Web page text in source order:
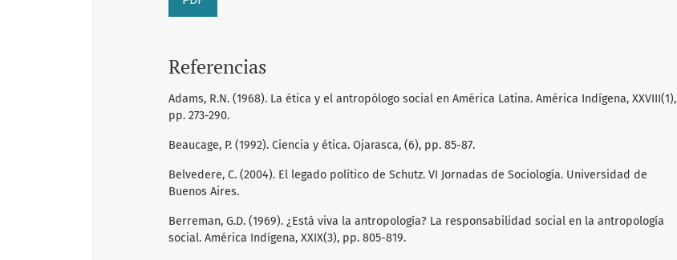
Referencias
Adams, R.N. (1968). La ética y el antropólogo social en América Latina. América Indígena, XXVIII(1),
pp. 273-290.
Beaucage, P. (1992). Ciencia y ética. Ojarasca, (6), pp. 85-87.
Belvedere, C. (2004). El legado político de Schutz. VI Jornadas de Sociología. Universidad de
Buenos Aires.
Berreman, G.D. (1969). ¿Está viva la antropología? La responsabilidad social en la antropología
social. América Indígena, XXIX(3), pp. 805-819.